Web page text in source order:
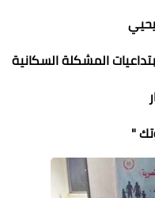
المشكلة السكانية
"